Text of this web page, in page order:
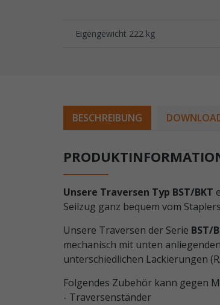
Eigengewicht 222 kg
BESCHREIBUNG
Unsere Traversen Typ BST/BKT
Seilzug ganz bequem vom
Unsere Traversen der Serie BST/
mechanisch mit unten
unterschiedlichen Lackierungen
Folgendes Zubehör kann gegen
- Traversenständer